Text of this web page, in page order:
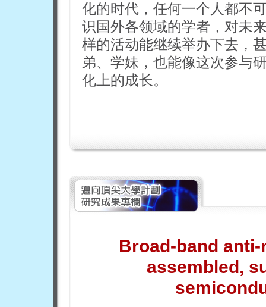
化的时代，任何一个人都不
识国外各领域的学者，对未
样的活动能继续举办下去，
弟、学妹，也能像这次参与
化上的成长。
Broad-band
assembled,